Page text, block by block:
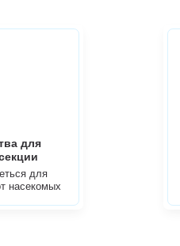
для
для
насекомых